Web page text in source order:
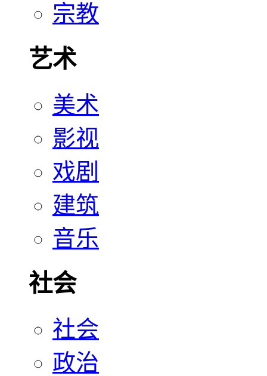
宗教
艺术
美术
影视
戏剧
建筑
音乐
社会
社会
政治